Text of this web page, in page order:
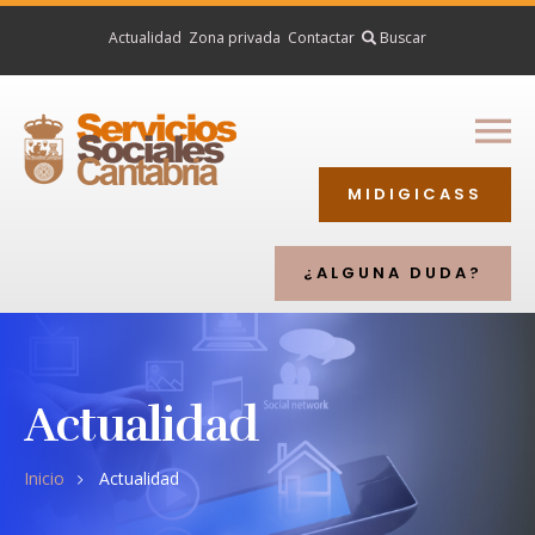
Actualidad Zona privada Contactar Buscar
MIDIGICASS
¿ALGUNA DUDA?
Inicio
Directorio
Actualidad
Inicio Actualidad